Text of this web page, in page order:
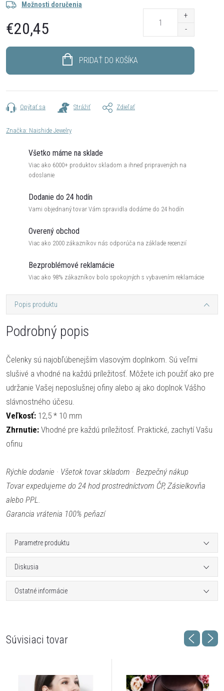
Možnosti doručenia
€20,45
PRIDAŤ DO KOŠÍKA
Opýtať sa Strážiť Zdieľať
Značka: Naishide Jewelry
Všetko máme na sklade
Viac ako 6000+ produktov skladom a ihneď pripravených na
odoslanie
Dodanie do 24 hodín
Vami objednaný tovar Vám spravidla dodáme do 24 hodín
Overený obchod
Viac ako 2000 zákazníkov nás odporúča na základe recenzií
Bezproblémové reklamácie
Viac ako 98% zákazníkov bolo spokojných s vybavením reklamácie
Popis produktu
Podrobný popis
Čelenky sú najobľúbenejším vlasovým doplnkom. Sú veľmi
slušivé a vhodné na každú príležitosť. Môžete ich použiť ako pre
udržanie Vašej neposlušnej ofiny alebo aj ako doplnok Vášho
slávnostného účesu.
Veľkosť: 12,5 * 10 mm
Zhrnutie: Vhodné pre každú príležitosť. Praktické, zachytí Vašu
ofinu
Rýchle dodanie · Všetok tovar skladom · Bezpečný nákup
Tovar expedujeme do 24 hod prostredníctvom ČP, Zásielkovňa
alebo PPL.
Garancia vrátenia 100% peňazí
Parametre produktu
Diskusia
Ostatné informácie
Súvisiaci tovar